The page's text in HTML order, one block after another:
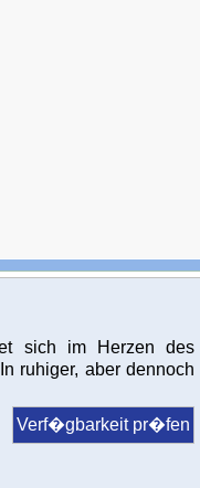
sich im Herzen des
ruhiger, aber dennoch
Verf�gbarkeit pr�fen